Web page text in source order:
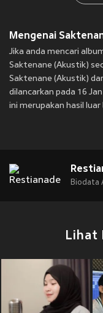
Mengenai
Jika anda mencari
Saktenane (Akustik)
Saktenane (Akustik)
dilancarkan pada 16
ini merupakan hasil
Biodata
Lihat